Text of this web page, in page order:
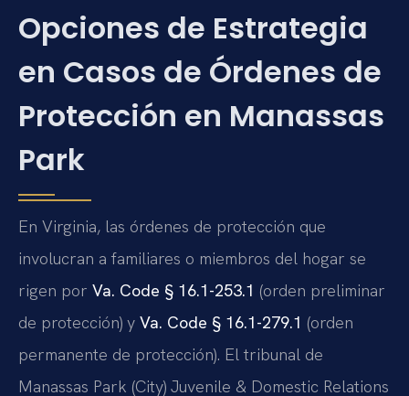
Opciones de Estrategia
en Casos de Órdenes de
Protección en Manassas
Park
En Virginia, las órdenes de protección que
involucran a familiares o miembros del hogar se
rigen por Va. Code § 16.1-253.1 (orden preliminar
de protección) y Va. Code § 16.1-279.1 (orden
permanente de protección). El tribunal de
Manassas Park (City) Juvenile & Domestic Relations